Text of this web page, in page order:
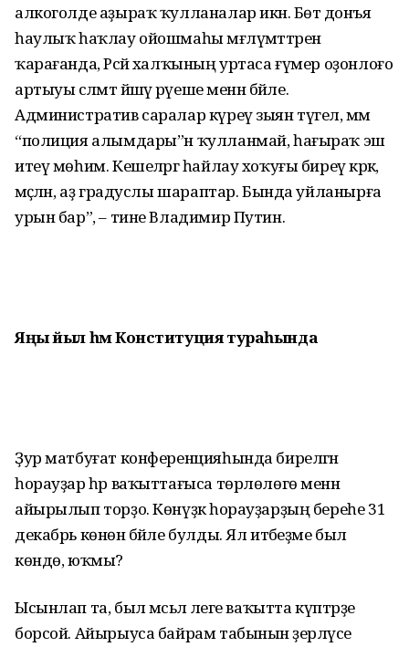
алкоголде аҙыраҡ ҡулланалар икән. Бөтә донъя
һаулыҡ һаҡлау ойошмаһы мәғлүмәттәренә
ҡарағанда, Рәсәй халҡының уртаса ғүмер оҙонлоғо
артыуы сәләмәт йәшәү рәүеше менән бәйле.
Административ саралар күреү зыян түгел, әммә
“полиция алымдары”н ҡулланмай, һағыраҡ эш
итеү мөһим. Кешеләргә һайлау хоҡуғы биреү кәрәк,
мәҫәлән, аҙ градуслы шараптар. Бында уйланырға
урын бар”, – тине Владимир Путин.
Яңы йыл һәмКонституция тураһында
Ҙур матбуғат конференцияһында бирелгән
һорауҙар һәр ваҡыттағыса төрлөлөгө менән
айырылып торҙо. Көнүҙәк һорауҙарҙың береһе 31
декабрь көнөнә бәйле булды. Ял итәбеҙме был
көндө, юҡмы?
Ысынлап та, был мәсьәлә әлеге ваҡытта күптәрҙе
борсой. Айырыуса байрам табынын әҙерләүсе